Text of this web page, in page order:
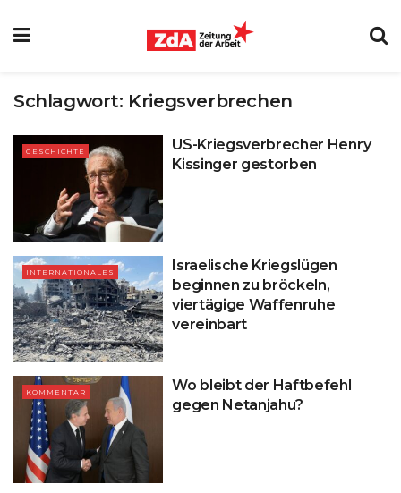
Schlagwort: Kriegsverbrechen
GESCHICHTE
US-Kriegsverbrecher Henry
Kissinger gestorben
INTERNATIONALES
Israelische Kriegslügen
beginnen zu bröckeln,
viertägige Waffenruhe
vereinbart
KOMMENTAR
Wo bleibt der Haftbefehl
gegen Netanjahu?